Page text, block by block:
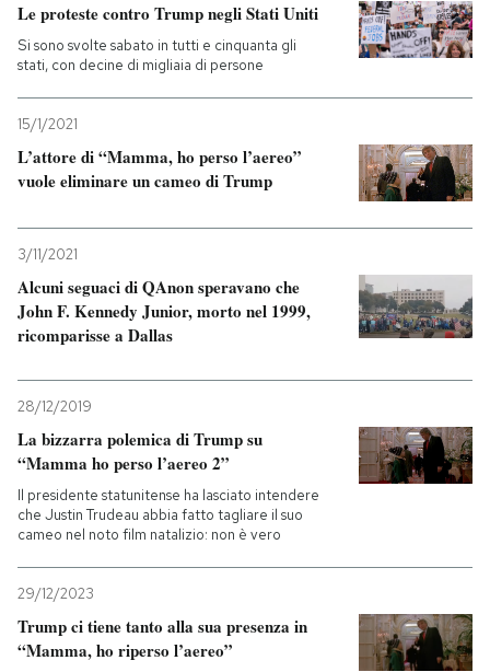
PODCAST
I MIEI PREFERITI
SHOP
CALENDARIO
Entra
Le proteste contro Trump negli Stati Uniti
Si sono svolte sabato in tutti e cinquanta gli
stati, con decine di migliaia di persone
15/1/2021
L’attore di “Mamma, ho perso l’aereo”
vuole eliminare un cameo di Trump
3/11/2021
Alcuni seguaci di QAnon speravano che
John F. Kennedy Junior, morto nel 1999,
ricomparisse a Dallas
28/12/2019
La bizzarra polemica di Trump su
“Mamma ho perso l’aereo 2”
Il presidente statunitense ha lasciato intendere
che Justin Trudeau abbia fatto tagliare il suo
cameo nel noto film natalizio: non è vero
29/12/2023
Trump ci tiene tanto alla sua presenza in
“Mamma, ho riperso l’aereo”